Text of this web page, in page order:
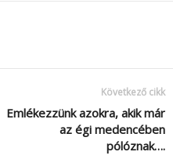
Következő cikk
Emlékezzünk azokra, akik már
az égi medencében
pólóznak….